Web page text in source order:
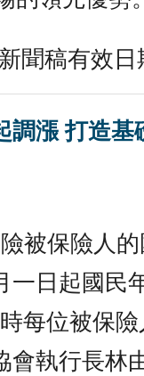
聞稿有效日
調漲 打造
被保險人
一日起國民
每位被保
會執行長林